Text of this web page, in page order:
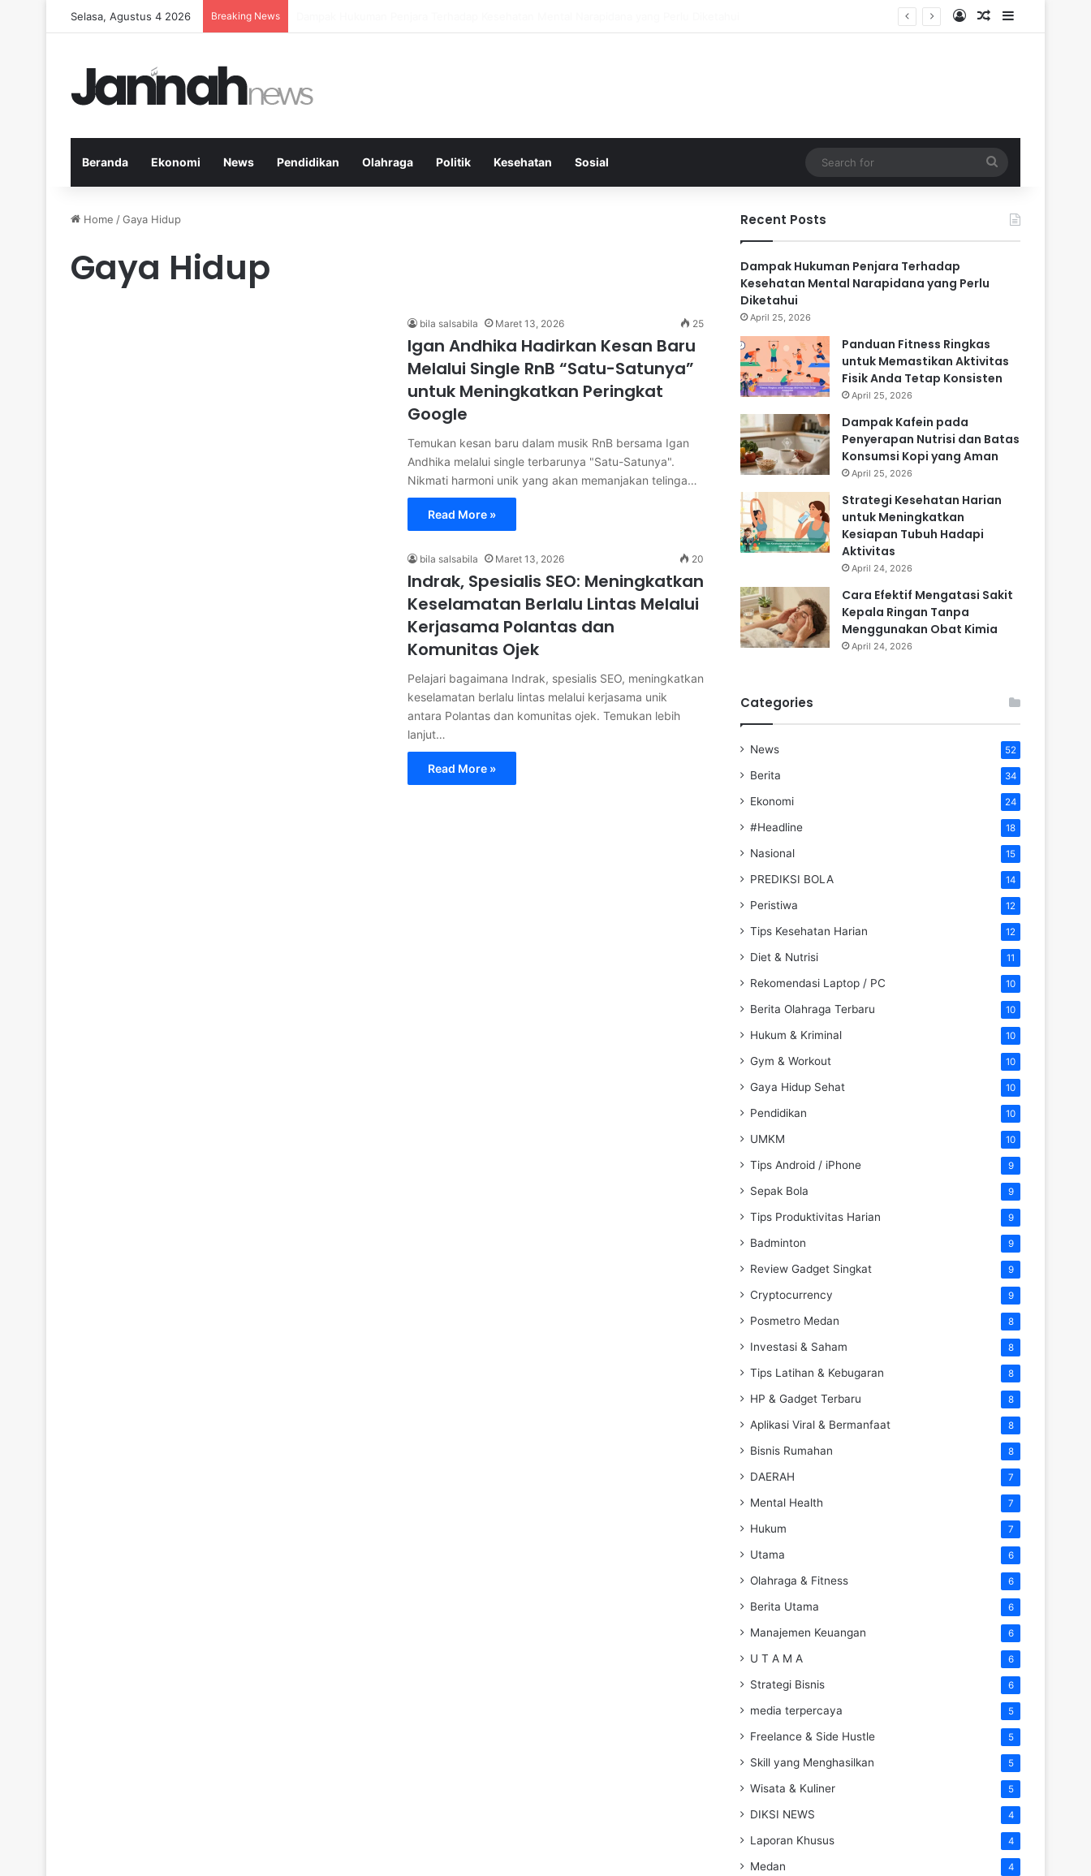
Selasa, Agustus 4 2026 Breaking News Log InRandom Article
Sidebar
Beranda Ekonomi News Pendidikan Olahraga Politik Kesehatan Sosial
for
Home /Gaya Hidup
Gaya Hidup
bila salsabila Maret 13, 2026 25
Igan Andhika Hadirkan Kesan Baru
Melalui Single RnB “Satu-Satunya”
untuk Meningkatkan Peringkat
Google
Temukan kesan baru dalam musik RnB bersama Igan
Andhika melalui single terbarunya "Satu-Satunya".
Nikmati harmoni unik yang akan memanjakan telinga…
Read More »
bila salsabila Maret 13, 2026 20
Indrak, Spesialis SEO: Meningkatkan
Keselamatan Berlalu Lintas Melalui
Kerjasama Polantas dan
Komunitas Ojek
Pelajari bagaimana Indrak, spesialis SEO, meningkatkan
keselamatan berlalu lintas melalui kerjasama unik
antara Polantas dan komunitas ojek. Temukan lebih
lanjut…
Read More »
Recent Posts
Dampak Hukuman Penjara Terhadap
Kesehatan Mental Narapidana yang Perlu
Diketahui
April 25, 2026
Panduan Fitness Ringkas
untuk Memastikan Aktivitas
Fisik Anda Tetap Konsisten
April 25, 2026
Dampak Kafein pada
Penyerapan Nutrisi dan Batas
Konsumsi Kopi yang Aman
April 25, 2026
Strategi Kesehatan Harian
untuk Meningkatkan
Kesiapan Tubuh Hadapi
Aktivitas
April 24, 2026
Cara Efektif Mengatasi Sakit
Kepala Ringan Tanpa
Menggunakan Obat Kimia
April 24, 2026
Categories
News 52
Berita 34
Ekonomi 24
#Headline 18
Nasional 15
PREDIKSI BOLA 14
Peristiwa 12
Tips Kesehatan Harian 12
Diet & Nutrisi 11
Rekomendasi Laptop / PC 10
Berita Olahraga Terbaru 10
Hukum & Kriminal 10
Gym & Workout 10
Gaya Hidup Sehat 10
Pendidikan 10
UMKM 10
Tips Android / iPhone 9
Sepak Bola 9
Tips Produktivitas Harian 9
Badminton 9
Review Gadget Singkat 9
Cryptocurrency 9
Posmetro Medan 8
Investasi & Saham 8
Tips Latihan & Kebugaran 8
HP & Gadget Terbaru 8
Aplikasi Viral & Bermanfaat 8
Bisnis Rumahan 8
DAERAH 7
Mental Health 7
Hukum 7
Utama 6
Olahraga & Fitness 6
Berita Utama 6
Manajemen Keuangan 6
U T A M A 6
Strategi Bisnis 6
media terpercaya 5
Freelance & Side Hustle 5
Skill yang Menghasilkan 5
Wisata & Kuliner 5
DIKSI NEWS 4
Laporan Khusus 4
Medan 4